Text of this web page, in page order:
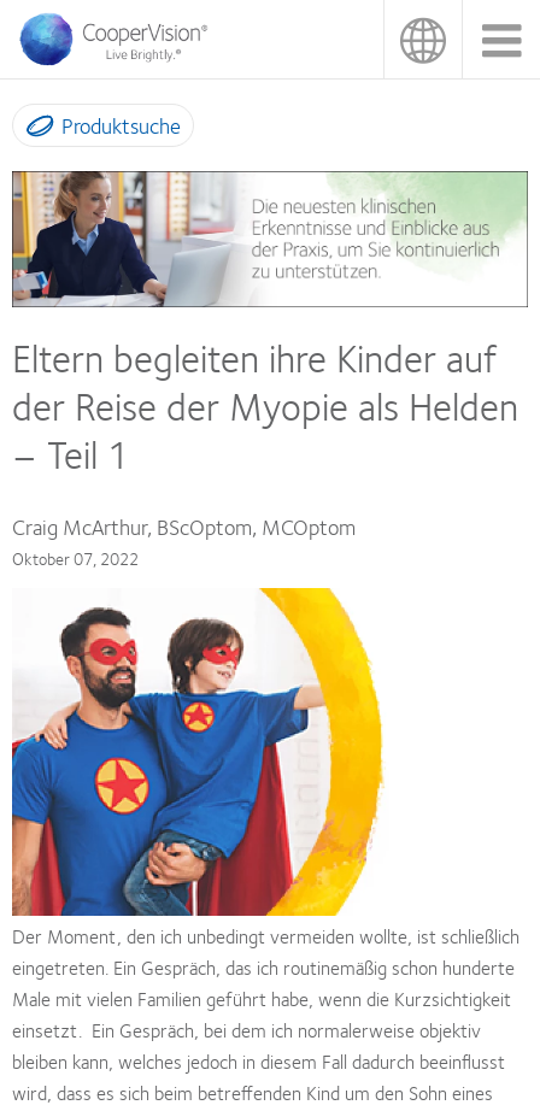
Direkt
zum
Inhalt
Produktsuche
Eltern begleiten ihre Kinder auf
der Reise der Myopie als Helden
– Teil 1
Craig McArthur, BScOptom, MCOptom
Oktober 07, 2022
Der Moment, den ich unbedingt vermeiden wollte, ist schließlich
eingetreten. Ein Gespräch, das ich routinemäßig schon hunderte
Male mit vielen Familien geführt habe, wenn die Kurzsichtigkeit
einsetzt. Ein Gespräch, bei dem ich normalerweise objektiv
bleiben kann, welches jedoch in diesem Fall dadurch beeinflusst
wird, dass es sich beim betreffenden Kind um den Sohn eines